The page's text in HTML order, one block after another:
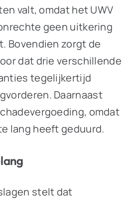
valt, omdat het UWV
geen uitkering
Bovendien zorgt de
dat drie verschillende
tegelijkertijd
Daarnaast
omdat
lang heeft geduurd.
stelt dat